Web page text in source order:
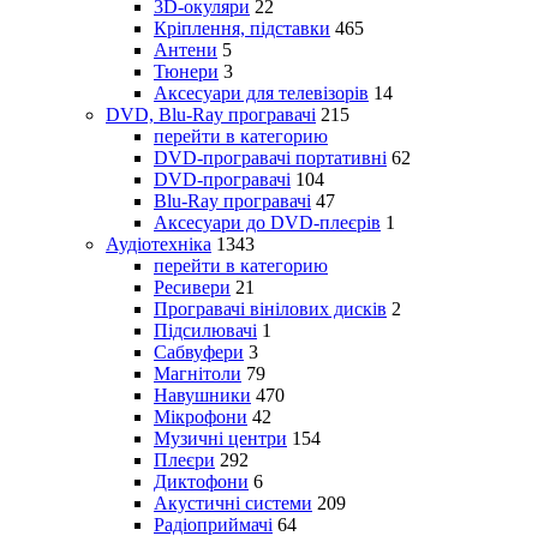
3D-окуляри 22
Кріплення, підставки 465
Антени 5
Тюнери 3
Аксесуари для телевізорів 14
DVD, Blu-Ray програвачі 215
перейти в категорию
DVD-програвачі портативні 62
DVD-програвачі 104
Blu-Ray програвачі 47
Аксесуари до DVD-плеєрів 1
Аудіотехніка 1343
перейти в категорию
Ресивери 21
Програвачі вінілових дисків 2
Підсилювачі 1
Сабвуфери 3
Магнітоли 79
Навушники 470
Мікрофони 42
Музичні центри 154
Плеєри 292
Диктофони 6
Акустичні системи 209
Радіоприймачі 64